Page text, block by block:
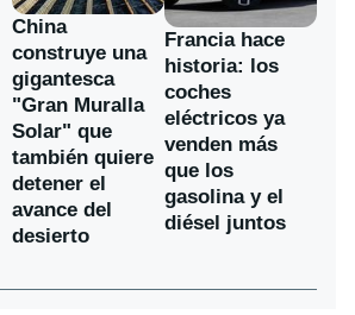
China
construye una
gigantesca
"Gran Muralla
Solar" que
también quiere
detener el
avance del
desierto
Francia hace
historia: los
coches
eléctricos ya
venden más
que los
gasolina y el
diésel juntos